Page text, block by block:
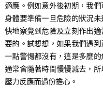
適應。例如意外後初期，我
身體要準備一旦危險的狀況
快地察覺到危險及立刻作出
要的。試想想，如果我們遇
一點警惕都沒有，這是多麼
通常會隨著時間慢慢減去，
壓力反應而過份擔心。